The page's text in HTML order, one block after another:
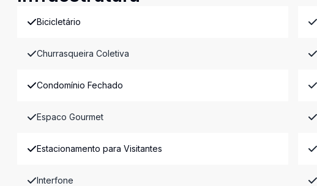
Bicicletário
Churrasqueira Coletiva
Condomínio Fechado
Espaco Gourmet
Estacionamento para Visitantes
Interfone